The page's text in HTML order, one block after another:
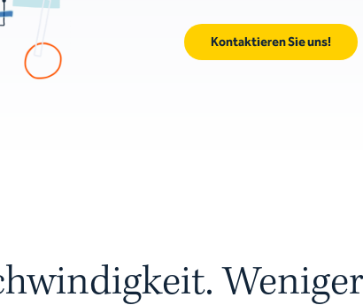
Kontaktieren Sie uns!
Weniger